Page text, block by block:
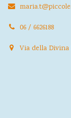
06 / 6626188
Via della Divina